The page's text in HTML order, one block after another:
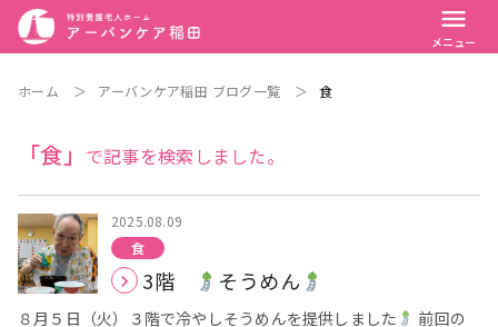
menu
メニュー
ホーム ＞ アーバンケア稲田 ブログ一覧 ＞ 食
「食」 で記事を検索しました。
2025.08.09
食
3階 そうめん
８月５日（火）３階で冷やしそうめんを提供しました
前回の